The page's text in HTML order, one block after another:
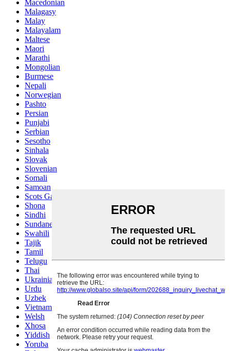
Macedonian
Malagasy
Malay
Malayalam
Maltese
Maori
Marathi
Mongolian
Burmese
Nepali
Norwegian
Pashto
Persian
Punjabi
Serbian
Sesotho
Sinhala
Slovak
Slovenian
Somali
Samoan
Scots Gaelic
Shona
Sindhi
Sundanese
Swahili
Tajik
Tamil
Telugu
Thai
Ukrainian
Urdu
Uzbek
Vietnamese
Welsh
Xhosa
Yiddish
Yoruba